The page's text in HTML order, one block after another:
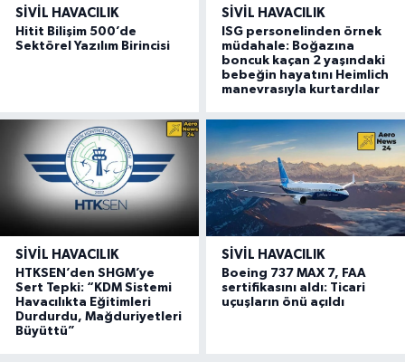
SIVIL HAVACILIK
Hitit Bilişim 500’de
Sektörel Yazılım Birincisi
SIVIL HAVACILIK
ISG personelinden örnek
müdahale: Boğazına
boncuk kaçan 2 yaşındaki
bebeğin hayatını Heimlich
manevrasıyla kurtardılar
SIVIL HAVACILIK
HTKSEN’den SHGM’ye
Sert Tepki: “KDM Sistemi
Havacılıkta Eğitimleri
Durdurdu, Mağduriyetleri
Büyüttü”
SIVIL HAVACILIK
Boeing 737 MAX 7, FAA
sertifikasını aldı: Ticari
uçuşların önü açıldı